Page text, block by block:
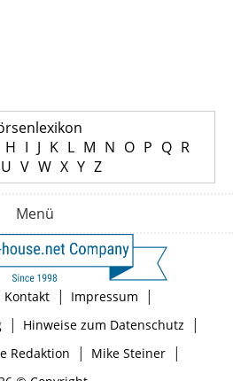
H I J K L M N O P Q R
U V W X Y Z
Menü
Kontakt | Impressum |
| Hinweise zum Datenschutz |
Redaktion | Mike Steiner|